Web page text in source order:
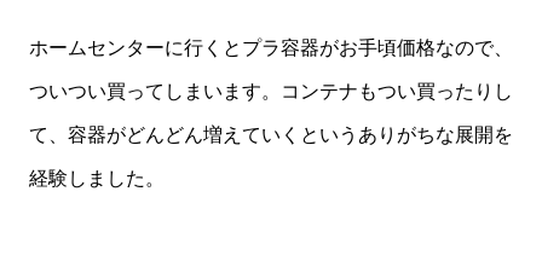
ホームセンターに行くとプラ容器がお手頃価格なので、
ついつい買ってしまいます。コンテナもつい買ったりし
て、容器がどんどん増えていくというありがちな展開を
経験しました。